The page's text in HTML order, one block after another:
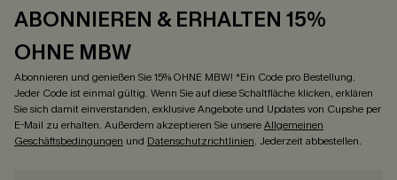
ABONNIEREN & ERHALTEN 15%
OHNE MBW
Abonnieren und genießen Sie 15% OHNE MBW! *Ein Code pro Bestellung.
Jeder Code ist einmal gültig. Wenn Sie auf diese Schaltfläche klicken, erklären
Sie sich damit einverstanden, exklusive Angebote und Updates von Cupshe per
E-Mail zu erhalten. Außerdem akzeptieren Sie unsereAllgemeinen
Geschäftsbedingungen und Datenschutzrichtlinien. Jederzeit abbestellen.